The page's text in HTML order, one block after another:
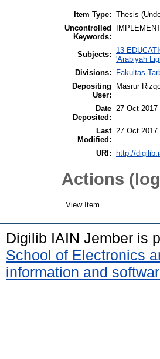
Item Type: Thesis
Uncontrolled
Keywords:
Subjects:
13
'Arabiyah
Divisions:
Fakultas
Depositing
User:
Masrur
Date
Deposited:
27 Oct 2017
Last
Modified:
27 Oct 2017
URI: http://
Actions
View Item
Digilib IAIN Jember is
School of Electronics
information and